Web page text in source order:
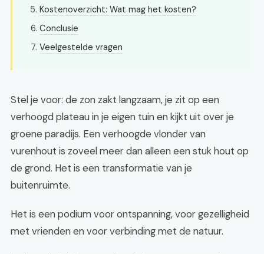
Kostenoverzicht: Wat mag het kosten?
Conclusie
Veelgestelde vragen
Stel je voor: de zon zakt langzaam, je zit op een
verhoogd plateau in je eigen tuin en kijkt uit over je
groene paradijs. Een verhoogde vlonder van
vurenhout is zoveel meer dan alleen een stuk hout op
de grond. Het is een transformatie van je
buitenruimte.
Het is een podium voor ontspanning, voor gezelligheid
met vrienden en voor verbinding met de natuur.